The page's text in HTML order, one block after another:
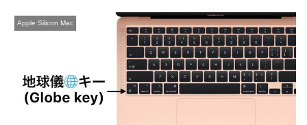
Apple Silicon Mac